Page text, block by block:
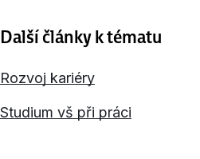
Další články k tématu
Rozvoj kariéry
Studium vš při práci